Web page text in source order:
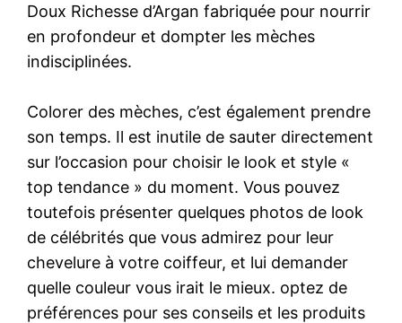
Doux Richesse d’Argan fabriquée pour nourrir
en profondeur et dompter les mèches
indisciplinées.
Colorer des mèches, c’est également prendre
son temps. Il est inutile de sauter directement
sur l’occasion pour choisir le look et style «
top tendance » du moment. Vous pouvez
toutefois présenter quelques photos de look
de célébrités que vous admirez pour leur
chevelure à votre coiffeur, et lui demander
quelle couleur vous irait le mieux. optez de
préférences pour ses conseils et les produits